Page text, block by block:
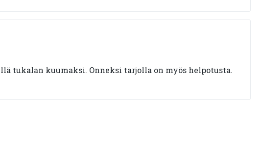
tukalan kuumaksi. Onneksi tarjolla on myös helpotusta.